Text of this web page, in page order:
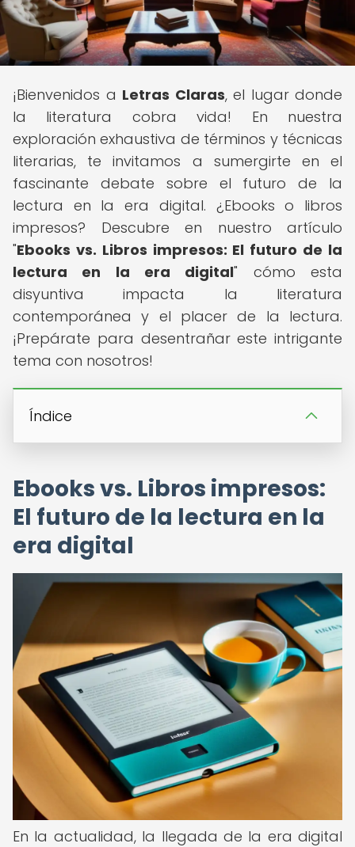
¡Bienvenidos a Letras Claras, el lugar donde
la literatura cobra vida! En nuestra
exploración exhaustiva de términos y técnicas
literarias, te invitamos a sumergirte en el
fascinante debate sobre el futuro de la
lectura en la era digital. ¿Ebooks o libros
impresos? Descubre en nuestro artículo
"Ebooks vs. Libros impresos: El futuro de la
lectura en la era digital" cómo esta
disyuntiva impacta la literatura
contemporánea y el placer de la lectura.
¡Prepárate para desentrañar este intrigante
tema con nosotros!
Índice
Ebooks vs. Libros impresos:
El futuro de la lectura en la
era digital
En la actualidad, la llegada de la era digital